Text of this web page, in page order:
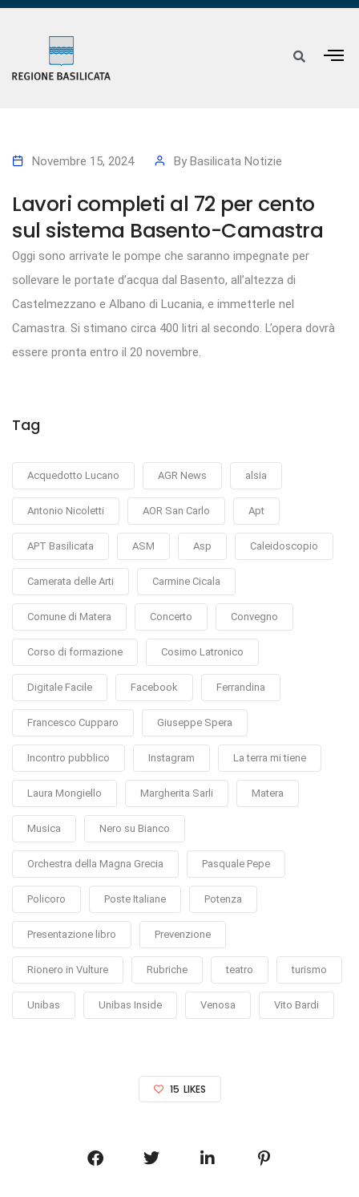
Novembre 15, 2024 By Basilicata Notizie
Lavori completi al 72 per cento
sul sistema Basento-Camastra
Oggi sono arrivate le pompe che saranno impegnate per
sollevare le portate d’acqua dal Basento, all’altezza di
Castelmezzano e Albano di Lucania, e immetterle nel
Camastra. Si stimano circa 400 litri al secondo. L’opera dovrà
essere pronta entro il 20 novembre.
Tag
Acquedotto Lucano AGR News alsia
Antonio Nicoletti AOR San Carlo Apt
APT Basilicata ASM Asp Caleidoscopio
Camerata delle Arti Carmine Cicala
Comune di Matera Concerto Convegno
Corso di formazione Cosimo Latronico
Digitale Facile Facebook Ferrandina
Francesco Cupparo Giuseppe Spera
Incontro pubblico Instagram La terra mi tiene
Laura Mongiello Margherita Sarli Matera
Musica Nero su Bianco
Orchestra della Magna Grecia Pasquale Pepe
Policoro Poste Italiane Potenza
Presentazione libro Prevenzione
Rionero in Vulture Rubriche teatro turismo
Unibas Unibas Inside Venosa Vito Bardi
15 LIKES